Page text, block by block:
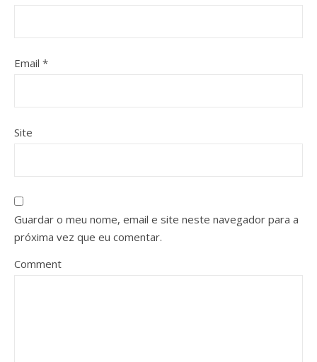
Email *
Site
Guardar o meu nome, email e site neste navegador para a
próxima vez que eu comentar.
Comment